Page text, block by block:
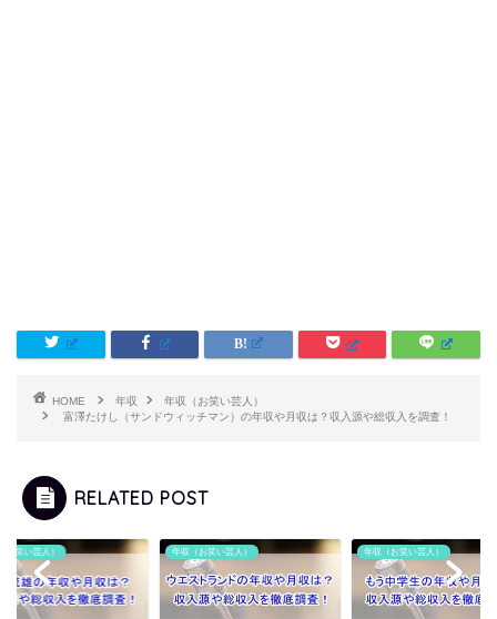
HOME 年収
年収（お笑い芸人）
富澤たけし（サンドウィッチマン）の年収や月収は？収入源や総収入を調査！
RELATED POST
お笑い芸人） 年収（お笑い芸人） 年収（お笑い芸人）